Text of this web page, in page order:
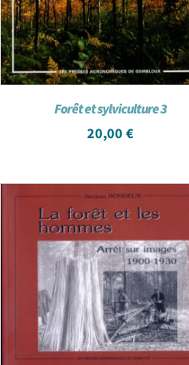
Forêt et sylviculture 3
20,00 €